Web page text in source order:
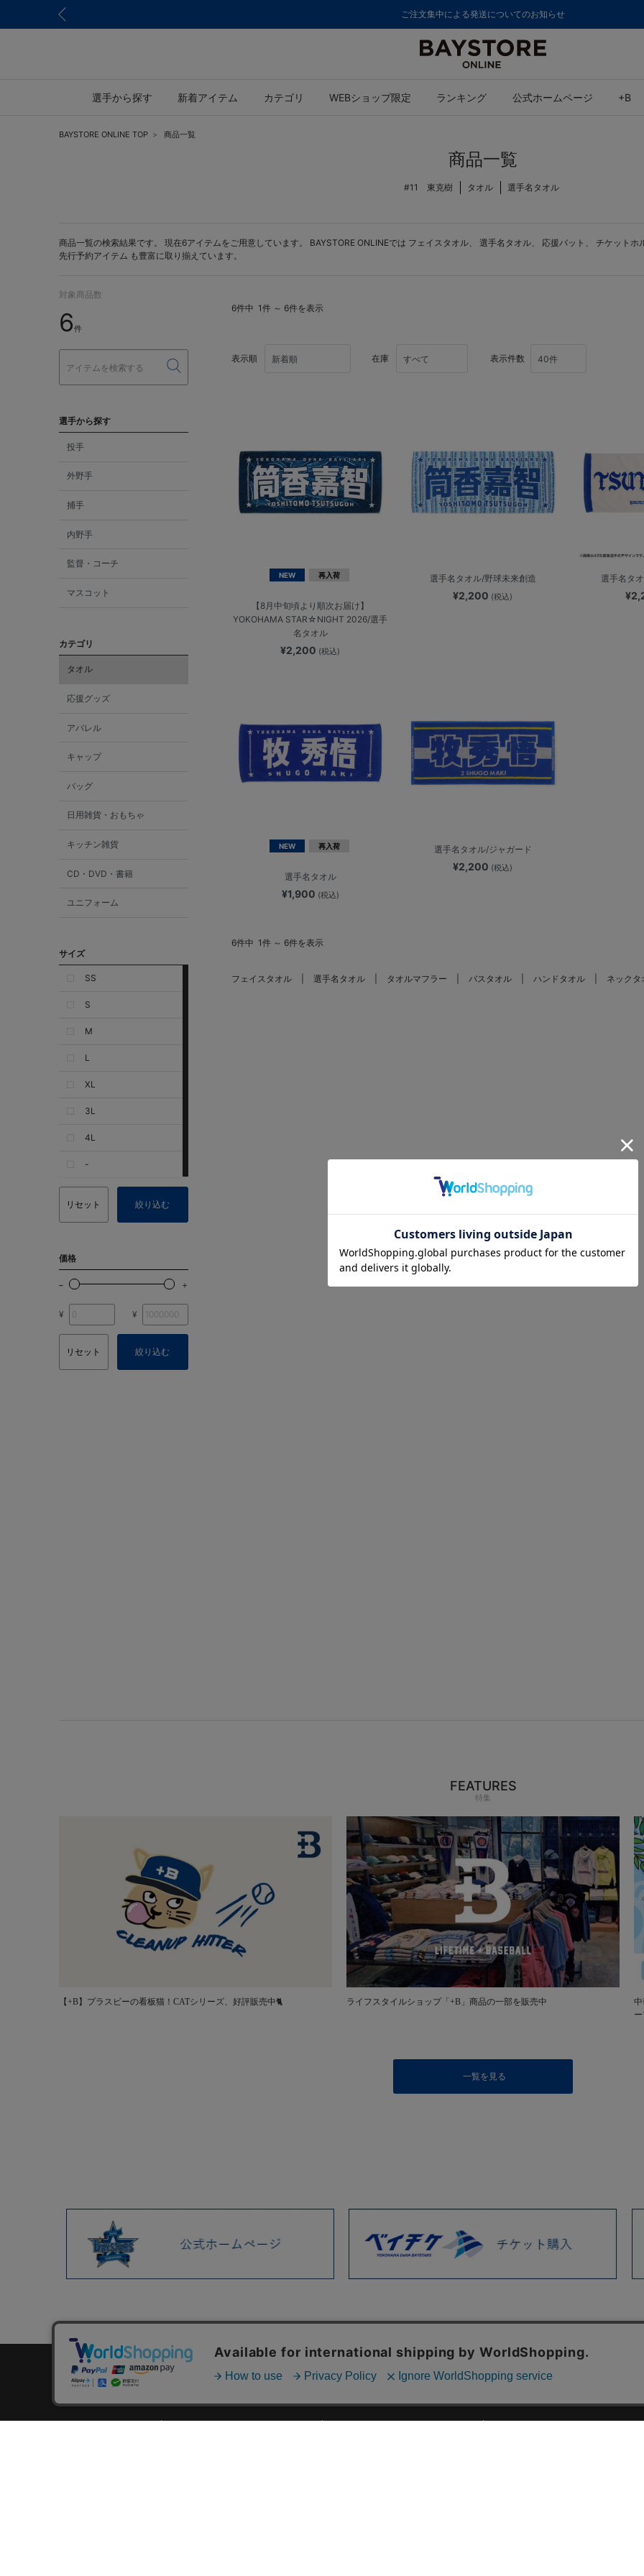
ご注文集中による発送についてのお知らせ
選手から探す 新着アイテム カテゴリ WEBショップ限定 ランキング 公式ホームページ +B
BAYSTORE ONLINE TOP 商品一覧
商品一覧
#11 東克樹 タオル 選手名タオル
商品一覧の検索結果です。 現在6アイテムをご用意しています。 BAYSTORE ONLINEでは フェイスタオル、 選手名タオル、 応援バット 、 チケットホ
先行予約アイテム も豊富に取り揃えています。
対象商品数
6件
選手から探す
投手
外野手
捕手
内野手
監督・コーチ
マスコット
カテゴリ
タオル
応援グッズ
アパレル
キャップ
バッグ
日用雑貨・おもちゃ
キッチン雑貨
CD・DVD・書籍
ユニフォーム
サイズ
SS
S
M
L
XL
3L
4L
-
リセット 絞り込む
価格
¥ ¥
リセット 絞り込む
6件中 1件 ～ 6件を表示
表示順 在庫 表示件数
NEW 再入荷
【8月中旬頃より順次お届け】
YOKOHAMA STAR☆NIGHT 2026/選手
名タオル
¥2,200 (税込)
選手名タオル/野球未来創造
¥2,200 (税込)
選手名タ
NEW 再入荷
選手名タオル
¥1,900 (税込)
選手名タオル/ジャガード
¥2,200 (税込)
6件中 1件 ～ 6件を表示
フェイスタオル 選手名タオル タオルマフラー バスタオル ハンドタオル ネックタ
FEATURES
特集
【+B】プラスビーの看板猫！CATシリーズ、好評販売中🐈 ライフスタイルショップ「+B」商品の一部を販売中
一覧を見る